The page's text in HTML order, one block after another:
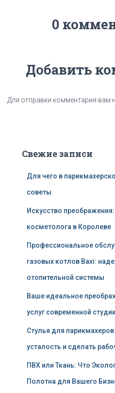
0
Добавить
Для отправки комментария вам
Свежие записи
Для чего в
советы
Искусство
косметолога в Королеве
Профессиональное
газовых котлов Baxi:
отопительной системы
Ваше идеальное
услуг современной
Стулья для
усталость и сделать
ПВХ или Ткань: Что
Полотна для Вашего